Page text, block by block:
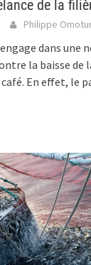
de la
Philippe
dans une
la baisse de
En effet, le